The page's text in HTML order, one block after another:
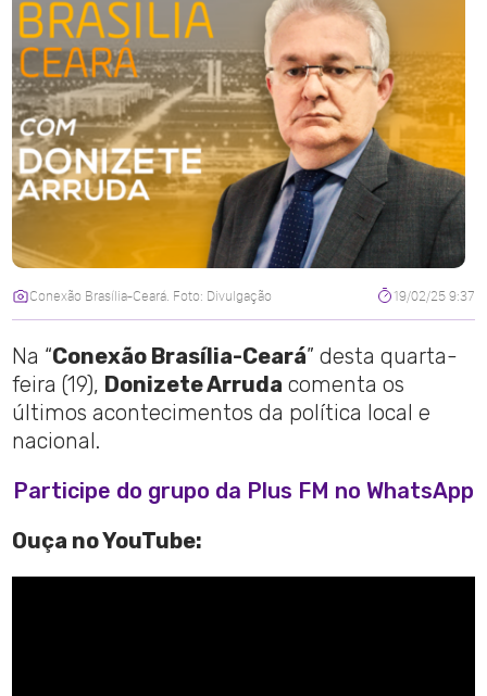
Conexão Brasília-Ceará. Foto: Divulgação 19/02/25 9:37
Na “Conexão Brasília-Ceará” desta quarta-
feira (19), Donizete Arruda comenta os
últimos acontecimentos da política local e
nacional.
Participe do grupo da Plus FM no WhatsApp
Ouça no YouTube: